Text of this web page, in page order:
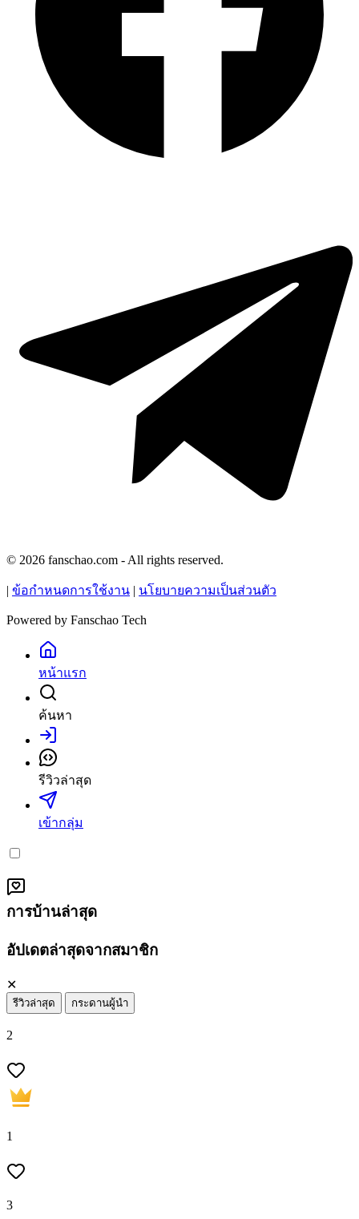
© 2026 fanschao.com - All rights reserved.
ข้อกำหนดการใช้งาน นโยบายความเป็นส่วนตัว
Powered by Fanschao Tech
หน้าแรก
ค้นหา
เข้าสู่ระบบ
รีวิวล่าสุด
เข้ากลุ่ม
การบ้านล่าสุด
อัปเดตล่าสุดจากสมาชิก
✕
รีวิวล่าสุด กระดานผู้นำ
2
1
3